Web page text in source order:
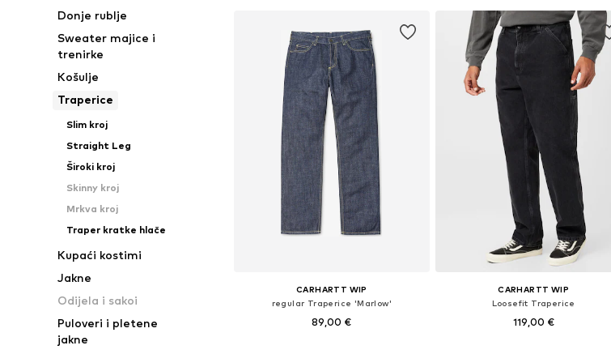
Donje rublje
Sweater majice i
trenirke
Košulje
Traperice
Slim kroj
Straight Leg
Široki kroj
Skinny kroj
Mrkva kroj
Traper kratke hlače
Kupaći kostimi
Jakne
Odijela i sakoi
Puloveri i pletene
jakne
CARHARTT WIP
regular Traperice 'Marlow'
89,00 €
CARHARTT WIP
Loosefit Traperice
119,00 €